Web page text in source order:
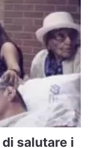
salutare i